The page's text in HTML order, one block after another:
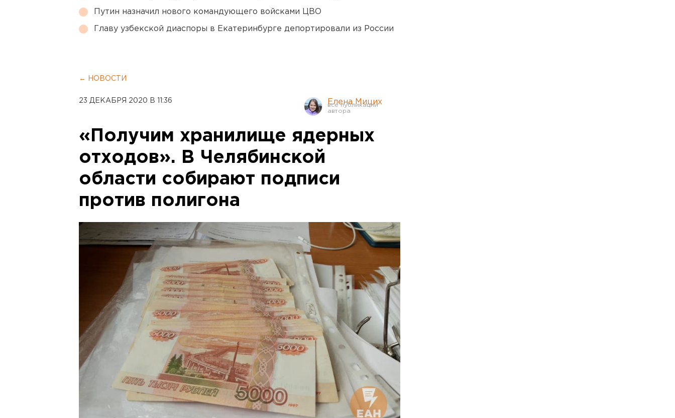
Путин назначил нового командующего войсками ЦВО
Главу узбекской диаспоры в Екатеринбурге депортировали из России
← НОВОСТИ
23 ДЕКАБРЯ 2020 В 11:36 Елена Мицих
«Получим хранилище ядерных
отходов». В Челябинской
области собирают подписи
против полигона